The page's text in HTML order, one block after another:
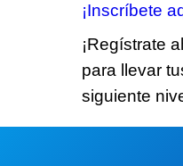
¡Inscríbete
¡Regístrate
para llevar
siguiente